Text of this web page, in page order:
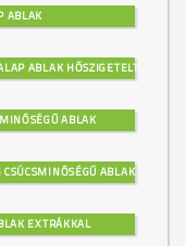
ABLAK
ABLAK HŐSZIGETELT
ABLAK
ABLAK
EXTRÁKKAL